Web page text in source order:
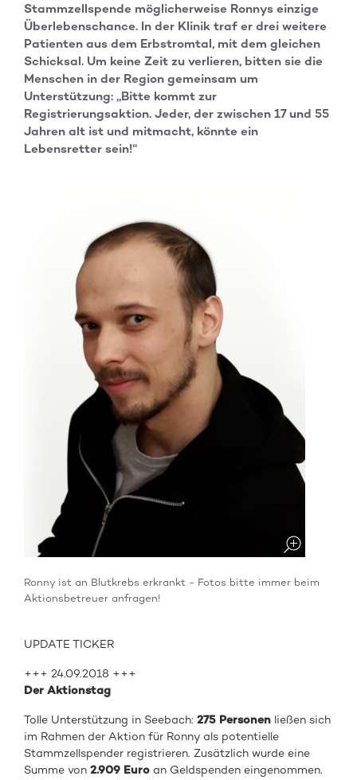
Stammzellspende möglicherweise Ronnys einzige
Überlebenschance. In der Klinik traf er drei weitere
Patienten aus dem Erbstromtal, mit dem gleichen
Schicksal. Um keine Zeit zu verlieren, bitten sie die
Menschen in der Region gemeinsam um
Unterstützung: „Bitte kommt zur
Registrierungsaktion. Jeder, der zwischen 17 und 55
Jahren alt ist und mitmacht, könnte ein
Lebensretter sein!“
Ronny ist an Blutkrebs erkrankt - Fotos bitte immer beim
Aktionsbetreuer anfragen!
UPDATE TICKER
+++ 24.09.2018 +++
Der Aktionstag
Tolle Unterstützung in Seebach:275 Personen ließen sich
im Rahmen der Aktion für Ronny als potentielle
Stammzellspender registrieren. Zusätzlich wurde eine
Summe von2.909 Euro an Geldspenden eingenommen.